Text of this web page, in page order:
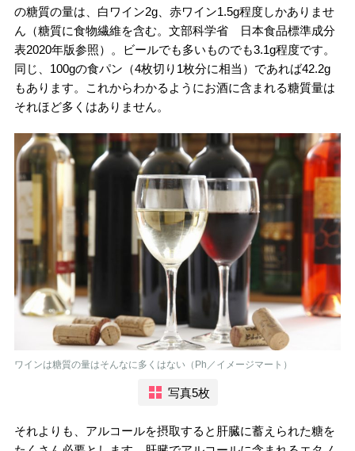
の糖質の量は、白ワイン2g、赤ワイン1.5g程度しかありませ
ん（糖質に食物繊維を含む。文部科学省 日本食品標準成分
表2020年版参照）。ビールでも多いものでも3.1g程度です。
同じ、100gの食パン（4枚切り1枚分に相当）であれば42.2g
もあります。これからわかるようにお酒に含まれる糖質量は
それほど多くはありません。
ワインは糖質の量はそんなに多くはない（Ph／イメージマート）
写真5枚
それよりも、アルコールを摂取すると肝臓に蓄えられた糖を